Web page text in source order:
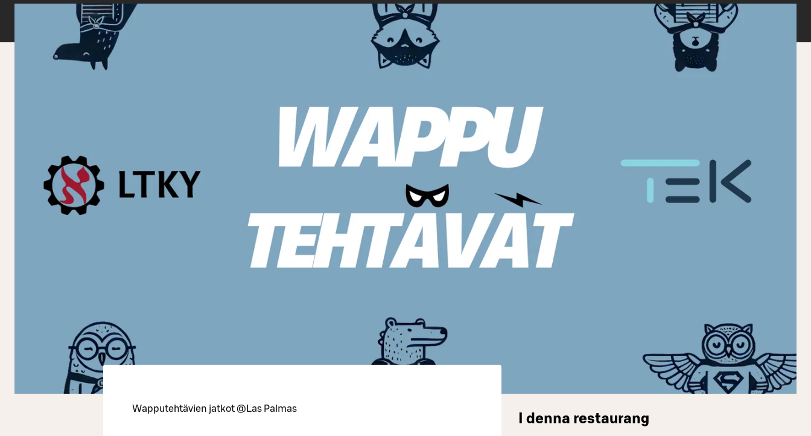
Wapputehtävien jatkot @Las Palmas
I denna restaurang